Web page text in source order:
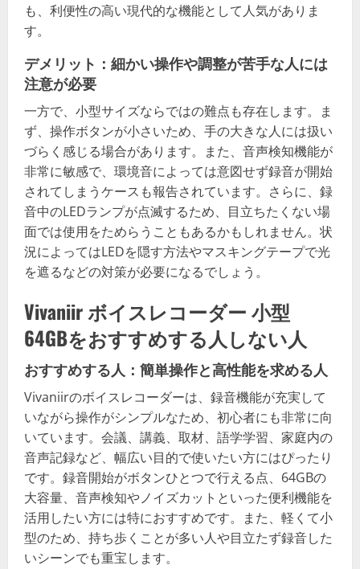
も、利便性の高い現代的な機能として人気がありま
す。
デメリット：細かい操作や調整が苦手な人には
注意が必要
一方で、小型サイズならではの難点も存在します。ま
ず、操作ボタンが小さいため、手の大きな人には扱い
づらく感じる場合があります。また、音声検知機能が
非常に敏感で、環境音によっては意図せず録音が開始
されてしまうケースも報告されています。さらに、録
音中のLEDランプが点滅するため、目立ちたくない場
面では使用をためらうこともあるかもしれません。状
況によってはLEDを隠す方法やマスキングテープで光
を遮るなどの対策が必要になるでしょう。
Vivaniir ボイスレコーダー 小型
64GBをおすすめする人しない人
おすすめする人：簡単操作と高性能を求める人
Vivaniirのボイスレコーダーは、録音機能が充実して
いながら操作がシンプルなため、初心者にも非常に向
いています。会議、講義、取材、語学学習、家庭内の
音声記録など、幅広い目的で使いたい方にはぴったり
です。録音開始がボタンひとつで行える点、64GBの
大容量、音声検知やノイズカットといった便利機能を
活用したい方には特におすすめです。また、軽くて小
型のため、持ち歩くことが多い人や目立たず録音した
いシーンでも重宝します。